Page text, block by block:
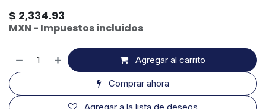
$ 2,334.93
MXN - Impuestos incluidos
Agregar al carrito
Comprar ahora